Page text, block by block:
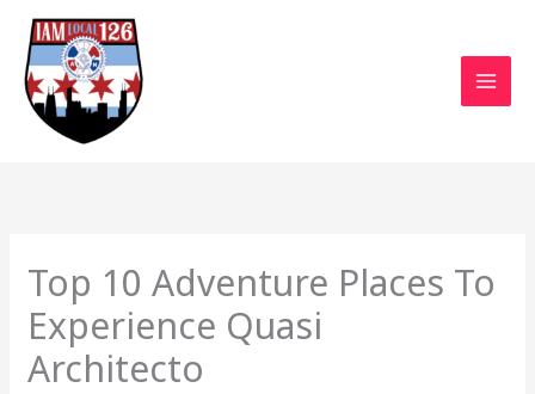
Skip
content
Top 10 Adventure Places To
Experience Quasi
Architecto